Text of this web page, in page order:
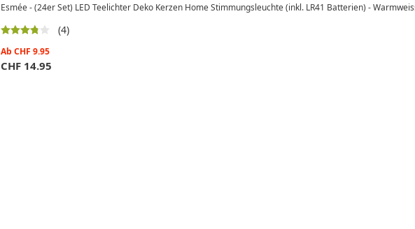
Esmée - (24er Set) LED Teelichter Deko Kerzen Home Stimmungsleuchte (inkl. LR41 Batterien) -
(4)
Ab CHF 9.95
CHF 14.95